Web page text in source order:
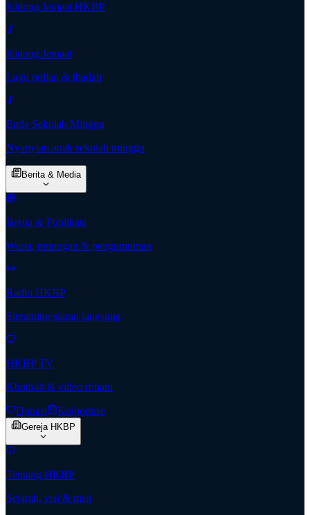
Kidung Jemaat HKBP
Kidung Jemaat
Lagu pujian & ibadah
Ende Sekolah Minggu
Nyanyian anak sekolah minggu
Berita & Media
Berita & Publikasi
Warta, renungan & pengumuman
Radio HKBP
Streaming siaran langsung
HKBP TV
Khotbah & video rohani
Donasi Kolportase
Gereja HKBP
Tentang HKBP
Sejarah, visi & misi